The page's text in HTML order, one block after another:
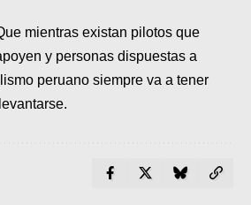
mientras existan pilotos que
y personas dispuestas a
peruano siempre va a tener